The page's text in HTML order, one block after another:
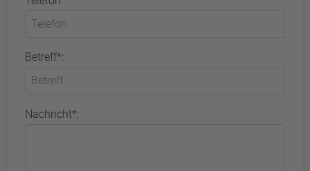
Betreff*:
Nachricht*: